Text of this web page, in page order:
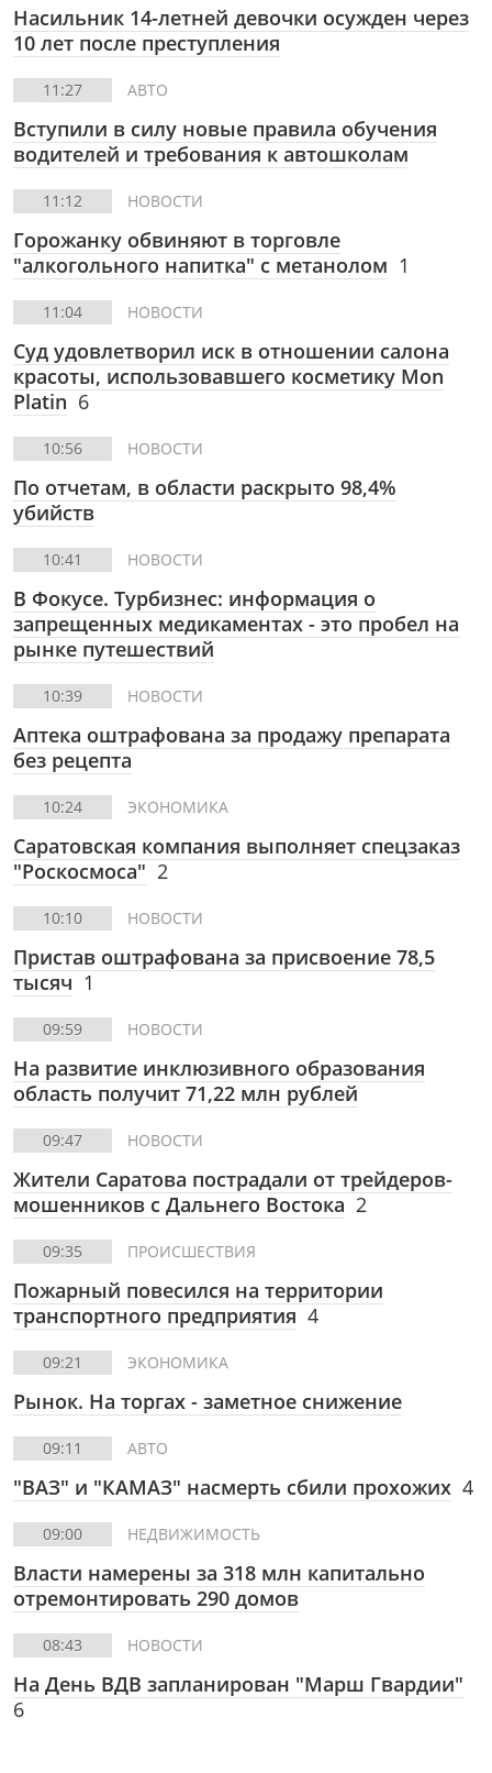
Насильник 14-летней девочки осужден через
10 лет после преступления
11:27 АВТО
Вступили в силу новые правила обучения
водителей и требования к автошколам
11:12 НОВОСТИ
Горожанку обвиняют в торговле
"алкогольного напитка" с метанолом 1
11:04 НОВОСТИ
Суд удовлетворил иск в отношении салона
красоты, использовавшего косметику Mon
Platin 6
10:56 НОВОСТИ
По отчетам, в области раскрыто 98,4%
убийств
10:41 НОВОСТИ
В Фокусе. Турбизнес: информация о
запрещенных медикаментах - это пробел на
рынке путешествий
10:39 НОВОСТИ
Аптека оштрафована за продажу препарата
без рецепта
10:24 ЭКОНОМИКА
Саратовская компания выполняет спецзаказ
"Роскосмоса" 2
10:10 НОВОСТИ
Пристав оштрафована за присвоение 78,5
тысяч 1
09:59 НОВОСТИ
На развитие инклюзивного образования
область получит 71,22 млн рублей
09:47 НОВОСТИ
Жители Саратова пострадали от трейдеров-
мошенников с Дальнего Востока 2
09:35 ПРОИСШЕСТВИЯ
Пожарный повесился на территории
транспортного предприятия 4
09:21 ЭКОНОМИКА
Рынок. На торгах - заметное снижение
09:11 АВТО
"ВАЗ" и "КАМАЗ" насмерть сбили прохожих 4
09:00 НЕДВИЖИМОСТЬ
Власти намерены за 318 млн капитально
отремонтировать 290 домов
08:43 НОВОСТИ
На День ВДВ запланирован "Марш Гвардии"
6